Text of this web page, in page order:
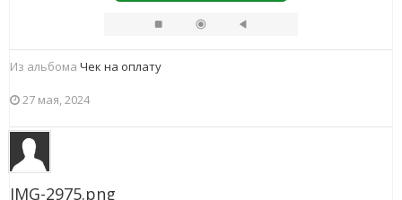
Из альбома Чек на оплату
27 мая, 2024
IMG-2975.png